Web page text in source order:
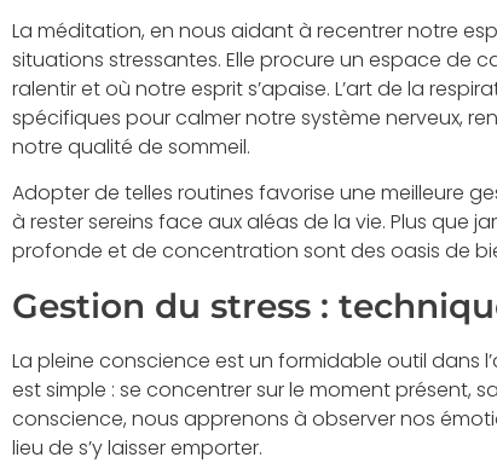
La méditation, en nous aidant à recentrer notre
situations stressantes. Elle procure un espace de
ralentir et où notre esprit s’apaise. L’art de la
spécifiques pour calmer notre système nerveux,
notre qualité de sommeil.
Adopter de telles routines favorise une meilleure
à rester sereins face aux aléas de la vie. Plus que
profonde et de concentration sont des oasis de
Gestion du stress :
La pleine conscience est un formidable outil dans
est simple : se concentrer sur le moment présent,
conscience, nous apprenons à observer nos
lieu de s’y laisser emporter.